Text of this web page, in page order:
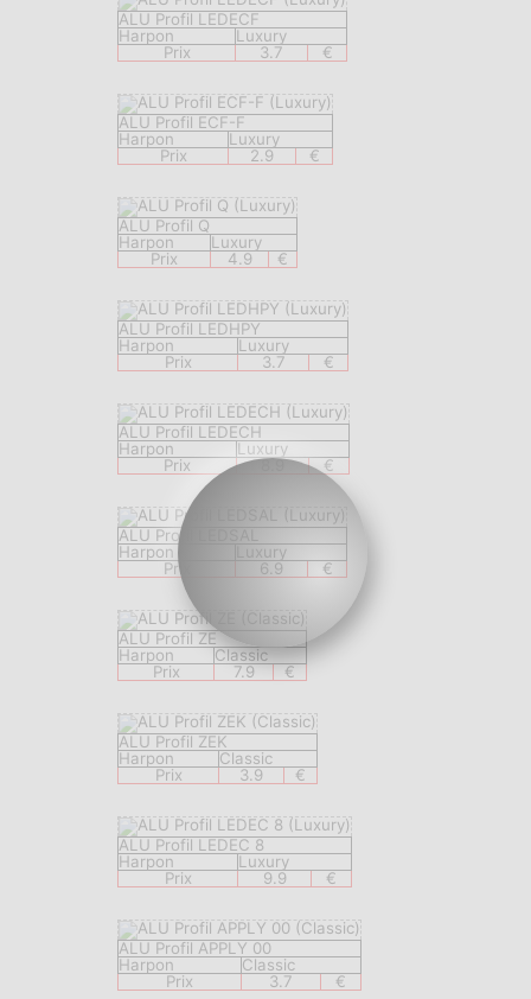
ALU Profil LEDECF
Harpon
Luxury
Prix
3.7 €
ALU Profil ECF-F
Harpon
Luxury
Prix
2.9 €
ALU Profil Q
Harpon
Luxury
Prix
4.9 €
ALU Profil LEDHPY
Harpon
Luxury
Prix
3.7 €
ALU Profil LEDECH
Harpon
Luxury
Prix
8.9 €
ALU Profil LEDSAL
Harpon
Luxury
Prix
6.9 €
ALU Profil ZE
Harpon
Classic
Prix
7.9 €
ALU Profil ZEK
Harpon
Classic
Prix
3.9 €
ALU Profil LEDEC 8
Harpon
Luxury
Prix
9.9 €
ALU Profil APPLY 00
Harpon
Classic
Prix
3.7 €